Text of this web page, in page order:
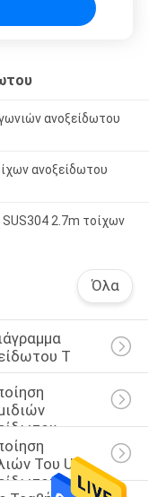
ανοξείδωτου
ανοξείδωτου
2.7m τοίχων
Όλα
Τ
Του U